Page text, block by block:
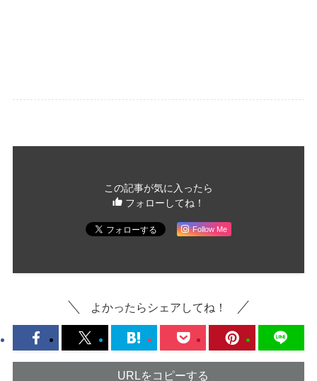
この記事が気に入ったら
フォローしてね！
Follow Me
よかったらシェアしてね！
URLをコピーする